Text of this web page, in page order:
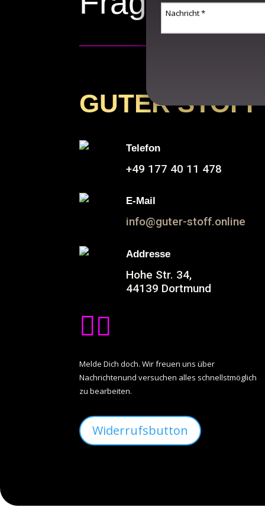
GUTER STOFF
Telefon
+49 177 40 11 478
E-Mail
info@guter-stoff.online
Addresse
Hohe Str. 34,
44139 Dortmund

Melde Dich doch. Wir freuen uns über
Nachrichtenund versuchen alles schnellstmöglich
zu bearbeiten.
Widerrufsbutton